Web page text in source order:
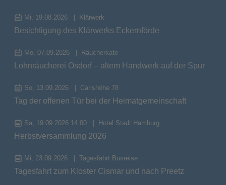
Mi, 19.08.2026 Klärwerk
Besichtigung des Klärwerks Eckernförde
Mo, 07.09.2026 Räucherkate
Lohnräucherei Osdorf – altem Handwerk auf der Spur
So, 13.09.2026 Carlshöhe 78
Tag der offenen Tür bei der Heimatgemeinschaft
Sa, 19.09.2026 14:00 Hotel Stadt Hamburg
Herbstversammlung 2026
Mi, 23.09.2026 Tagesfahrt Busreise
Tagesfahrt zum Kloster Cismar und nach Preetz